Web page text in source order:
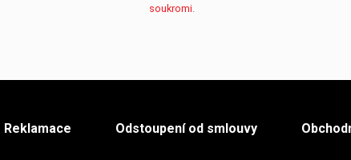
soukromi.
Reklamace Odstoupení od smlouvy